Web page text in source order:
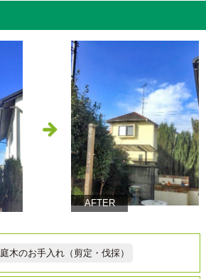
AFTER
庭木のお手入れ（剪定・伐採）